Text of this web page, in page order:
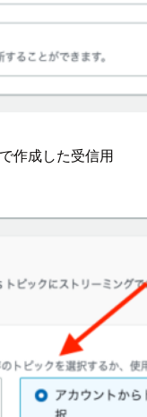
作成した受信用